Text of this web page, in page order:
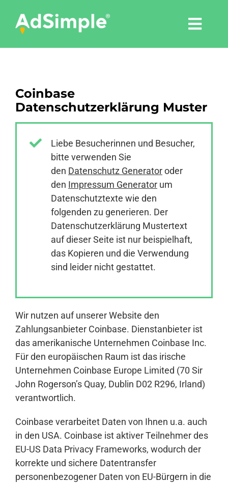
content
Tools
Pressemitteilungen
Anmelden
Coinbase
Datenschutzerklärung Muster
Liebe Besucherinnen und Besucher,
bitte verwenden Sie
den Datenschutz Generatoroder
den Impressum Generator um
Datenschutztexte wie den
folgenden zu generieren. Der
Datenschutzerklärung Mustertext
auf dieser Seite ist nur beispielhaft,
das Kopieren und die Verwendung
sind leider nicht gestattet.
Wir nutzen auf unserer Website den
Zahlungsanbieter Coinbase. Dienstanbieter ist
das amerikanische Unternehmen Coinbase Inc.
Für den europäischen Raum ist das irische
Unternehmen Coinbase Europe Limited (70 Sir
John Rogerson’s Quay, Dublin D02 R296, Irland)
verantwortlich.
Coinbase verarbeitet Daten von Ihnen u.a. auch
in den USA. Coinbase ist aktiver Teilnehmer des
EU-US Data Privacy Frameworks, wodurch der
korrekte und sichere Datentransfer
personenbezogener Daten von EU-Bürgern in die